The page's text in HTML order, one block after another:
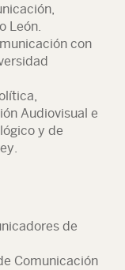
León.
con
Audiovisual e
y de
de
Comunicación